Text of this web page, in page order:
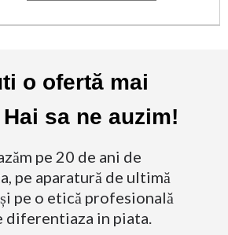
o ofertă mai
sa ne auzim!
pe 20 de ani de
pe aparatură de ultimă
pe o etică profesională
diferentiaza in piata.